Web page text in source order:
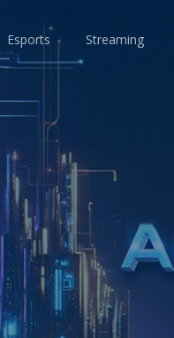
Esports Streaming